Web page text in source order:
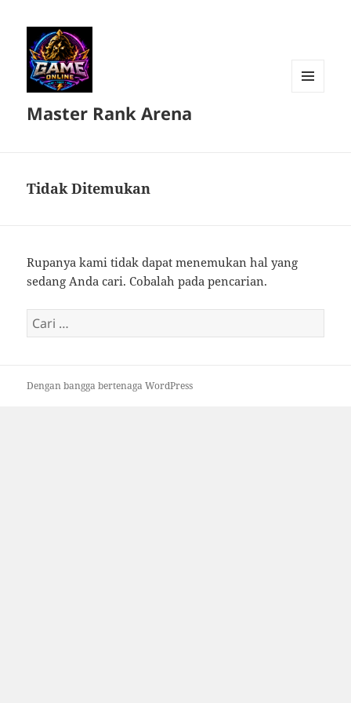
Master Rank Arena
Tidak Ditemukan
Rupanya kami tidak dapat menemukan hal yang
sedang Anda cari. Cobalah pada pencarian.
Cari
untuk:
Dengan bangga bertenaga WordPress